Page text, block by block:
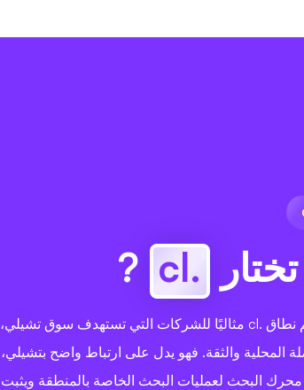
.cl
?
يعد اختيار اسم نطاق .cl مثاليًا للشركات التي تستهدف سوق تشيلي،
المحلية والثقة. فهو يدل على ارتباط واضح بتشيلي،
البحث لعمليات البحث الخاصة بالمنطقة ويثبت